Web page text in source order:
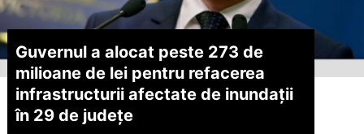
Guvernul a alocat peste 273 de
milioane de lei pentru refacerea
infrastructurii afectate de inundații
în 29 de județe